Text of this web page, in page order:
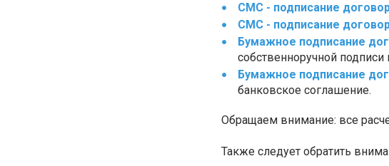
СМС - подписание
СМС - подписание
Бумажное подписание
собственноручной подписи
Бумажное подписание
банковское соглашение.
Обращаем внимание: все
Также следует обратить